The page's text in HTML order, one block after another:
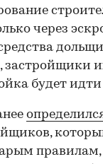
через
застройщики
будет
правилам,